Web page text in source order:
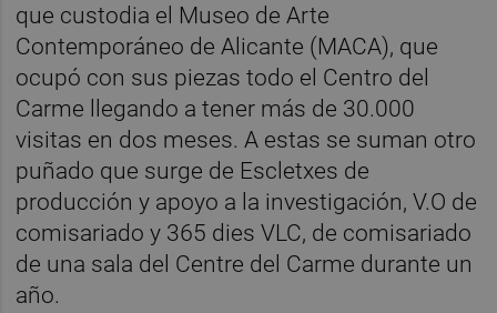
que custodia el Museo de Arte
Contemporáneo de Alicante (MACA), que
ocupó con sus piezas todo el Centro del
Carme llegando a tener más de 30.000
visitas en dos meses. A estas se suman otro
puñado que surge de Escletxes de
producción y apoyo a la investigación, V.O de
comisariado y 365 dies VLC, de comisariado
de una sala del Centre del Carme durante un
año.